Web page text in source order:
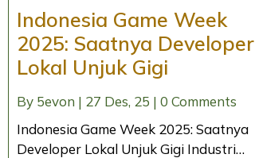
Indonesia Game Week
2025: Saatnya Developer
Lokal Unjuk Gigi
By 5evon | 27 Des, 25 | 0 Comments
Indonesia Game Week 2025: Saatnya
Developer Lokal Unjuk Gigi Industri…